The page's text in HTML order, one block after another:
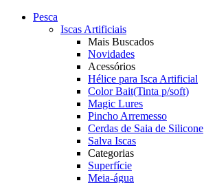
Pesca
Iscas Artificiais
Mais Buscados
Novidades
Acessórios
Hélice para Isca Artificial
Color Bait(Tinta p/soft)
Magic Lures
Pincho Arremesso
Cerdas de Saia de Silicone
Salva Iscas
Categorias
Superfície
Meia-água